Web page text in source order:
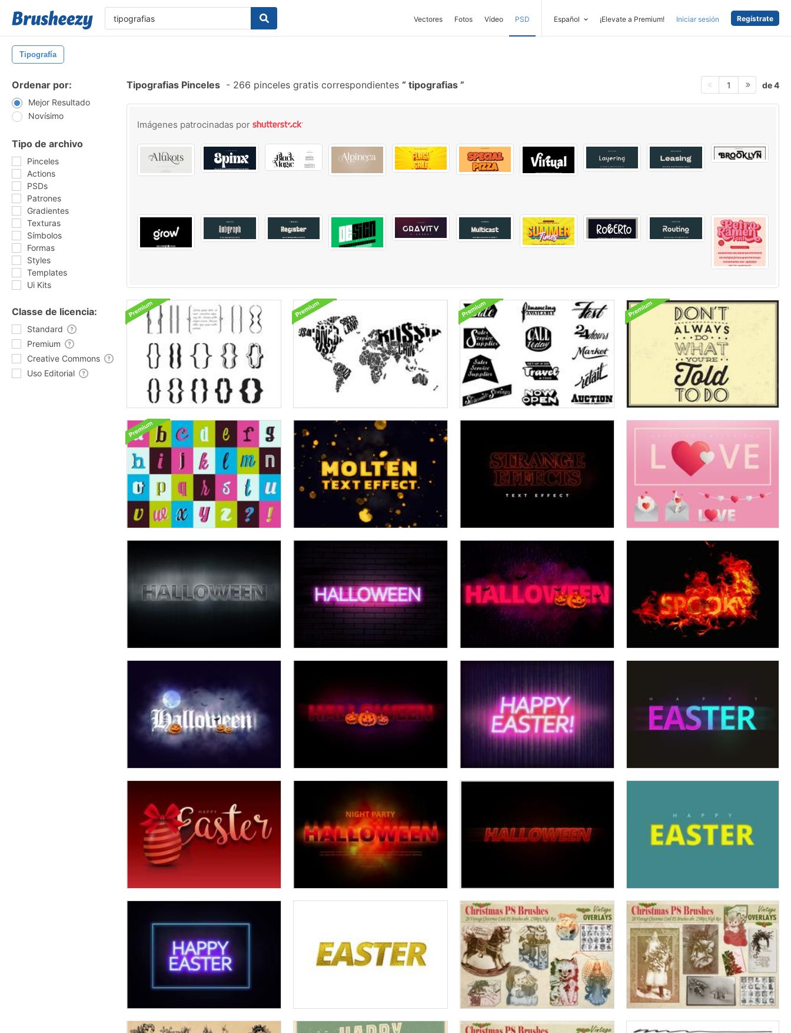
Vectores Fotos Vídeo PSD Español ¡Elevate a Premium! Iniciar sesión Regístrate
Tipografía
Ordenar por:
Mejor Resultado
Novísimo
Tipo de archivo
Pinceles
Actions
PSDs
Patrones
Gradientes
Texturas
Símbolos
Formas
Styles
Templates
Ui Kits
Classe de licencia:
Standard
Premium
Creative Commons
Uso Editorial
Tipografias Pinceles - 266 pinceles gratis correspondientes tipografias 1 de 4
Imágenes patrocinadas por